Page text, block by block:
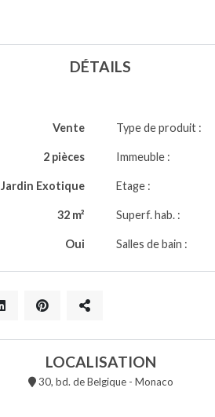
DÉTAILS
Vente Type de produit :
2 pièces Immeuble :
Jardin Exotique Etage :
32 m² Superf. hab. :
Oui Salles de bain :
LOCALISATION
30, bd. de Belgique - Monaco